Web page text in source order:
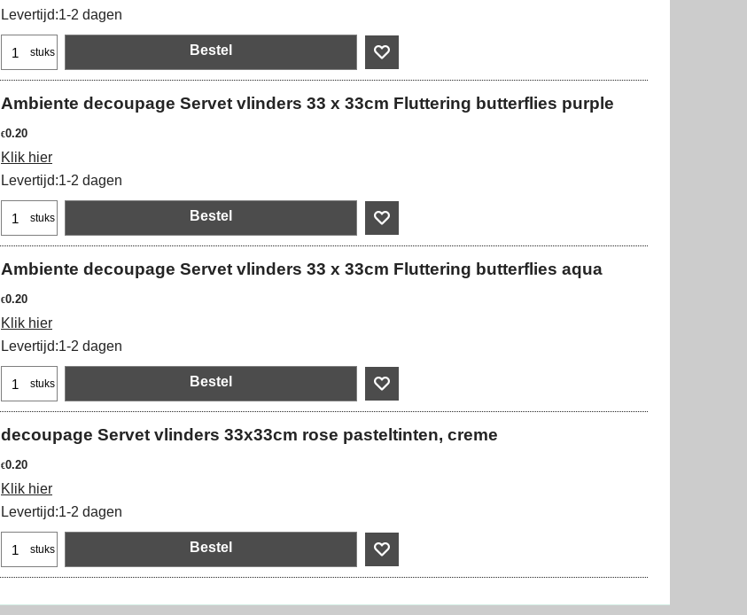
Levertijd:1-2 dagen
stuks Bestel
Ambiente decoupage Servet vlinders 33 x 33cm Fluttering butterflies purple
€0.20
Klik hier
Levertijd:1-2 dagen
stuks Bestel
Ambiente decoupage Servet vlinders 33 x 33cm Fluttering butterflies aqua
€0.20
Klik hier
Levertijd:1-2 dagen
stuks Bestel
decoupage Servet vlinders 33x33cm rose pasteltinten, creme
€0.20
Klik hier
Levertijd:1-2 dagen
stuks Bestel